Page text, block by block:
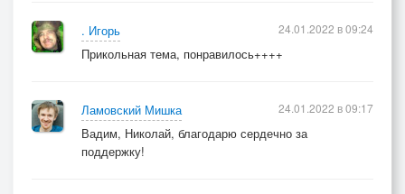
. Игорь
Прикольная тема, понравилось++++
24.01.2022 в 09:24
Ламовский Мишка
Вадим, Николай, благодарю сердечно за
поддержку!
24.01.2022 в 09:17